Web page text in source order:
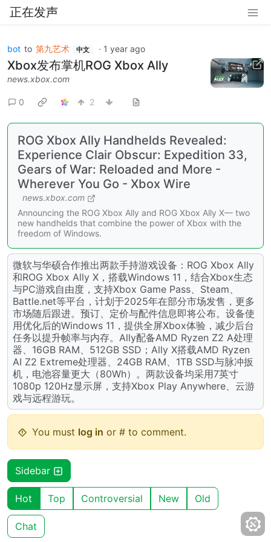
正在发声
bot to 第九艺术 中文 · 1 year ago
Xbox发布掌机ROG Xbox Ally
news.xbox.com
0 2
ROG Xbox Ally Handhelds Revealed:
Experience Clair Obscur: Expedition 33,
Gears of War: Reloaded and More -
Wherever You Go - Xbox Wire
news.xbox.com
Announcing the ROG Xbox Ally and ROG Xbox Ally X— two
new handhelds that combine the power of Xbox with the
freedom of Windows.
微软与华硕合作推出两款手持游戏设备：ROG Xbox Ally
和ROG Xbox Ally X，搭载Windows 11，结合Xbox生态
与PC游戏自由度，支持Xbox Game Pass、Steam、
Battle.net等平台，计划于2025年在部分市场发售，更多
市场随后跟进。预订、定价与配件信息即将公布。设备使
用优化后的Windows 11，提供全屏Xbox体验，减少后台
任务以提升帧率与内存。Ally配备AMD Ryzen Z2 A处理
器、16GB RAM、512GB SSD；Ally X搭载AMD Ryzen
AI Z2 Extreme处理器、24GB RAM、1TB SSD与脉冲扳
机，电池容量更大（80Wh）。两款设备均采用7英寸
1080p 120Hz显示屏，支持Xbox Play Anywhere、云游
戏与远程游玩。
You must log in or # to comment.
Sidebar
Hot Top Controversial New Old
Chat